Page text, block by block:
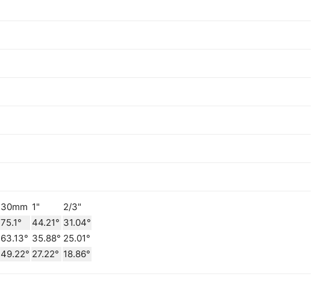
30mm 1"
2/3"
75.1° 44.21° 31.04°
63.13° 35.88° 25.01°
49.22° 27.22° 18.86°